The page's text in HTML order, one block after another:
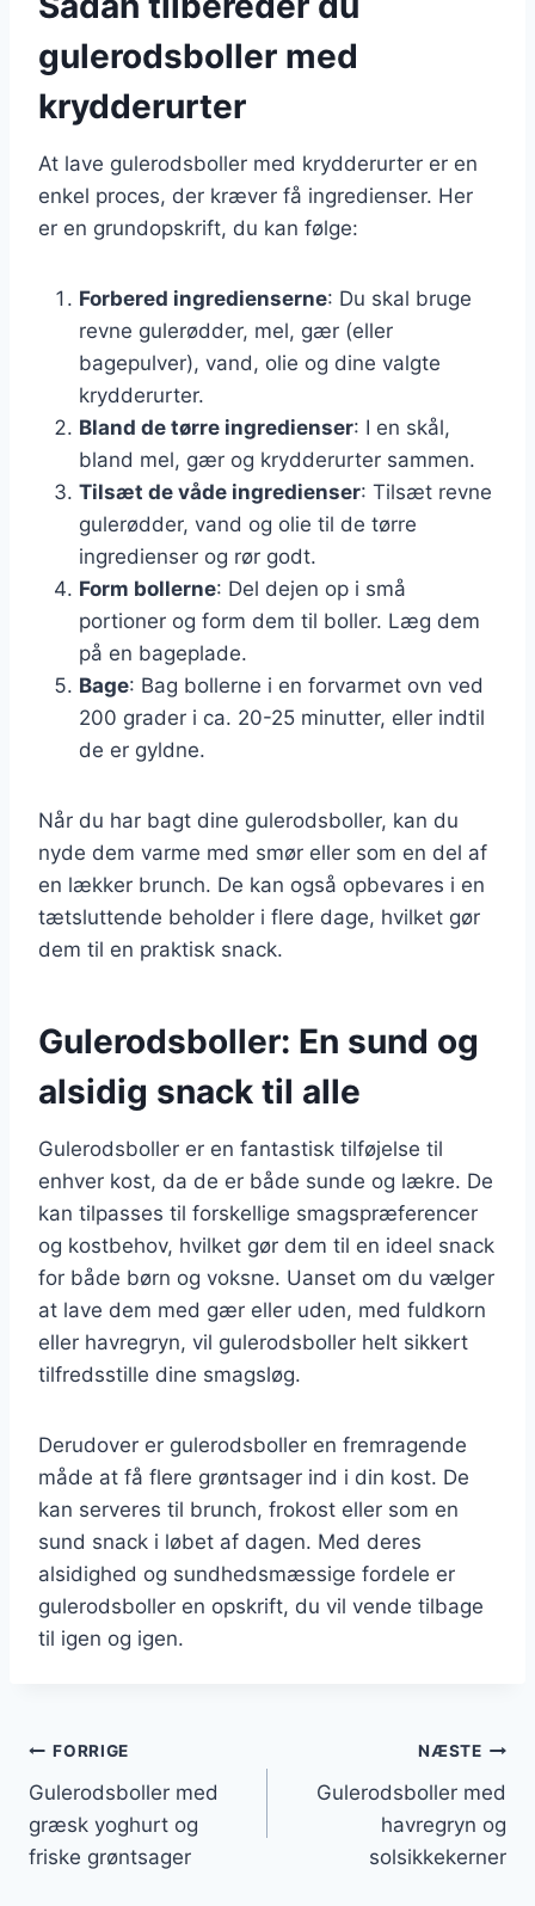
gulerodsboller med
krydderurter
At lave gulerodsboller med krydderurter er en
enkel proces, der kræver få ingredienser. Her
er en grundopskrift, du kan følge:
Forbered ingredienserne: Du skal bruge
revne gulerødder, mel, gær (eller
bagepulver), vand, olie og dine valgte
krydderurter.
Bland de tørre ingredienser: I en skål,
bland mel, gær og krydderurter sammen.
Tilsæt de våde ingredienser: Tilsæt revne
gulerødder, vand og olie til de tørre
ingredienser og rør godt.
Form bollerne: Del dejen op i små
portioner og form dem til boller. Læg dem
på en bageplade.
Bage: Bag bollerne i en forvarmet ovn ved
200 grader i ca. 20-25 minutter, eller indtil
de er gyldne.
Når du har bagt dine gulerodsboller, kan du
nyde dem varme med smør eller som en del af
en lækker brunch. De kan også opbevares i en
tætsluttende beholder i flere dage, hvilket gør
dem til en praktisk snack.
Gulerodsboller: En sund og
alsidig snack til alle
Gulerodsboller er en fantastisk tilføjelse til
enhver kost, da de er både sunde og lækre. De
kan tilpasses til forskellige smagspræferencer
og kostbehov, hvilket gør dem til en ideel snack
for både børn og voksne. Uanset om du vælger
at lave dem med gær eller uden, med fuldkorn
eller havregryn, vil gulerodsboller helt sikkert
tilfredsstille dine smagsløg.
Derudover er gulerodsboller en fremragende
måde at få flere grøntsager ind i din kost. De
kan serveres til brunch, frokost eller som en
sund snack i løbet af dagen. Med deres
alsidighed og sundhedsmæssige fordele er
gulerodsboller en opskrift, du vil vende tilbage
til igen og igen.
Indlægsnavigation
FORRIGE
Gulerodsboller med
græsk yoghurt og
friske grøntsager
NÆSTE
Gulerodsboller med
havregryn og
solsikkekerner